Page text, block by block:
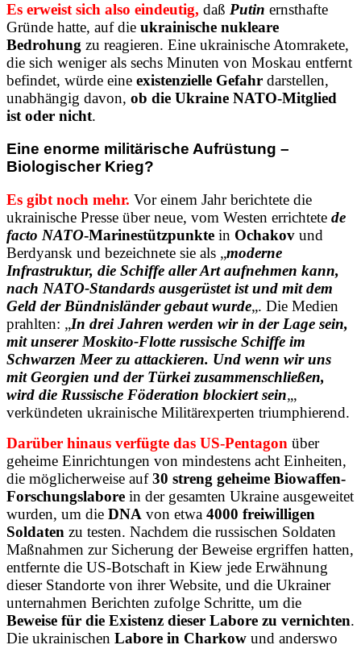
Es erweist sich also eindeutig, daß Putin ernsthafte
Gründe hatte, auf die ukrainische nukleare
Bedrohung zu reagieren. Eine ukrainische Atomrakete,
die sich weniger als sechs Minuten von Moskau entfernt
befindet, würde eine existenzielle Gefahr darstellen,
unabhängig davon, ob die Ukraine NATO-Mitglied
ist oder nicht.
Eine enorme militärische Aufrüstung –
Biologischer Krieg?
Es gibt noch mehr. Vor einem Jahr berichtete die
ukrainische Presse über neue, vom Westen errichtete de
facto NATO-Marinestützpunkte in Ochakov und
Berdyansk und bezeichnete sie als „moderne
Infrastruktur, die Schiffe aller Art aufnehmen kann,
nach NATO-Standards ausgerüstet ist und mit dem
Geld der Bündnisländer gebaut wurde„. Die Medien
prahlten: „In drei Jahren werden wir in der Lage sein,
mit unserer Moskito-Flotte russische Schiffe im
Schwarzen Meer zu attackieren. Und wenn wir uns
mit Georgien und der Türkei zusammenschließen,
wird die Russische Föderation blockiert sein„,
verkündeten ukrainische Militärexperten triumphierend.
Darüber hinaus verfügte das US-Pentagon über
geheime Einrichtungen von mindestens acht Einheiten,
die möglicherweise auf30 streng geheime Biowaffen-
Forschungslabore in der gesamten Ukraine ausgeweitet
wurden, um die DNA von etwa 4000 freiwilligen
Soldaten zu testen. Nachdem die russischen Soldaten
Maßnahmen zur Sicherung der Beweise ergriffen hatten,
entfernte die US-Botschaft in Kiew jede Erwähnung
dieser Standorte von ihrer Website, und die Ukrainer
unternahmen Berichten zufolge Schritte, um die
Beweise für die Existenz dieser Labore zu vernichten.
Die ukrainischen Labore in Charkow und anderswo